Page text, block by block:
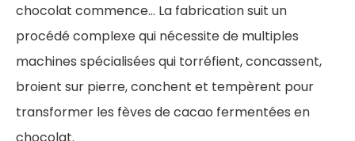
chocolat commence… La fabrication suit un
procédé complexe qui nécessite de multiples
machines spécialisées qui torréfient, concassent,
broient sur pierre, conchent et tempèrent pour
transformer les fèves de cacao fermentées en
chocolat.